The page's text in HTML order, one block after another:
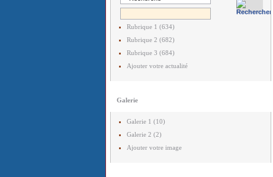
Rubrique 1 (634)
Rubrique 2 (682)
Rubrique 3 (684)
Ajouter votre actualité
Galerie
Galerie 1 (10)
Galerie 2 (2)
Ajouter votre image